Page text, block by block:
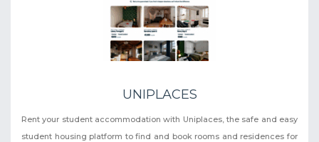
UNIPLACES
Rent your student accommodation with Uniplaces, the safe and easy
student housing platform to find and book rooms and residences for